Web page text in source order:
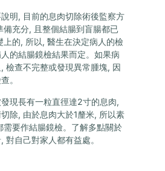
明, 目前的息肉切除術後監察方
備充分, 且整個結腸到盲腸都已
上的, 所以, 醫生在決定病人的檢
的結腸鏡檢結果而定。如果病
檢查不完整或發現異常腫塊, 因
。
現長有一粒直徑達2寸的息肉,
除, 由於息肉大於1釐米, 所以素
需要作結腸鏡檢。了解多點關於
對自己對家人都有益處。